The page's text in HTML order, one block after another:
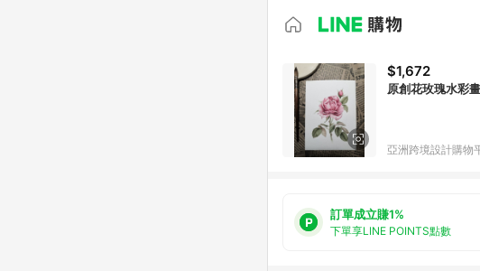
$1,672
原創花玫瑰水彩畫
亞洲跨境設計購物
訂單成立賺1%
下單享LINE POINTS點數